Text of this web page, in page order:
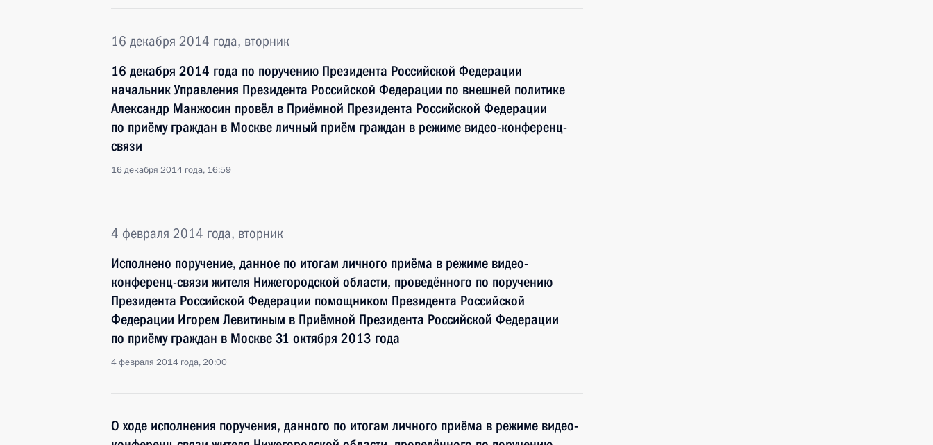
16 декабря 2014 года, вторник
16 декабря 2014 года по поручению Президента Российской Федерации
начальник Управления Президента Российской Федерации по внешней политике
Александр Манжосин провёл в Приёмной Президента Российской Федерации
по приёму граждан в Москве личный приём граждан в режиме видео-конференц-
связи
16 декабря 2014 года, 16:59
4 февраля 2014 года, вторник
Исполнено поручение, данное по итогам личного приёма в режиме видео-
конференц-связи жителя Нижегородской области, проведённого по поручению
Президента Российской Федерации помощником Президента Российской
Федерации Игорем Левитиным в Приёмной Президента Российской Федерации
по приёму граждан в Москве 31 октября 2013 года
4 февраля 2014 года, 20:00
О ходе исполнения поручения, данного по итогам личного приёма в режиме видео-